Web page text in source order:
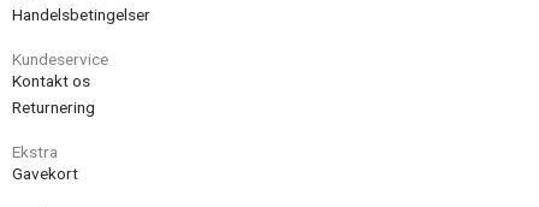
Handelsbetingelser
Kundeservice
Kontakt os
Returnering
Ekstra
Gavekort